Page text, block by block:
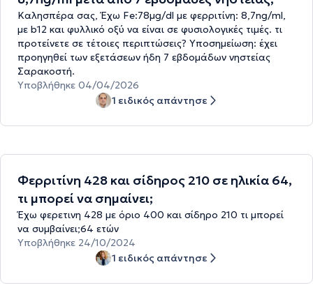
Καλησπέρα σας, Έχω Fe:78μg/dl με φερριτίνη: 8,7ng/ml,
με b12 και φυλλικό οξύ να είναι σε φυσιολογικές τιμές. τι
προτείνετε σε τέτοιες περιπτώσεις? Υποσημείωση: έχει
προηγηθεί των εξετάσεων ήδη 7 εβδομάδων νηστείας
Σαρακοστή.
Υποβλήθηκε 04/04/2026
1 ειδικός απάντησε
Φερριτίνη 428 και σίδηρος 210 σε ηλικία 64,
τι μπορεί να σημαίνει;
Έχω φερετινη 428 με όριο 400 και σίδηρο 210 τι μπορεί
να συμβαίνει;64 ετών
Υποβλήθηκε 24/10/2024
1 ειδικός απάντησε